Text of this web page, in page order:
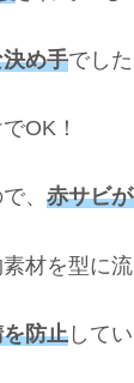
め手でした
でOK！
、 赤サビ
材を型に
防止 して